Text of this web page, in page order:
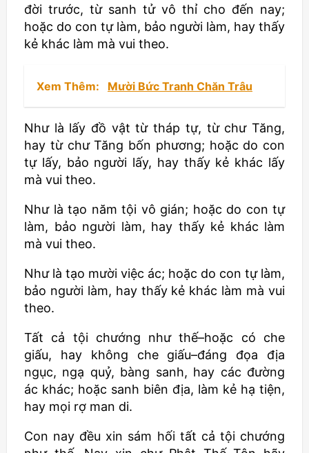
đời trước, từ sanh tử vô thỉ cho đến nay;
hoặc do con tự làm, bảo người làm, hay thấy
kẻ khác làm mà vui theo.
Xem Thêm: Mười Bức Tranh Chăn Trâu
Như là lấy đồ vật từ tháp tự, từ chư Tăng,
hay từ chư Tăng bốn phương; hoặc do con
tự lấy, bảo người lấy, hay thấy kẻ khác lấy
mà vui theo.
Như là tạo năm tội vô gián; hoặc do con tự
làm, bảo người làm, hay thấy kẻ khác làm
mà vui theo.
Như là tạo mười việc ác; hoặc do con tự làm,
bảo người làm, hay thấy kẻ khác làm mà vui
theo.
Tất cả tội chướng như thế–hoặc có che
giấu, hay không che giấu–đáng đọa địa
ngục, ngạ quỷ, bàng sanh, hay các đường
ác khác; hoặc sanh biên địa, làm kẻ hạ tiện,
hay mọi rợ man di.
Con nay đều xin sám hối tất cả tội chướng